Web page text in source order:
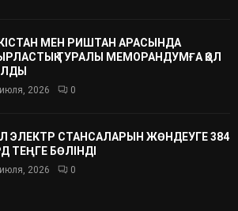
МЕН РИШТАН АРАСЫНДА
ТУРАЛЫ МЕМОРАНДУМҒА ҚОЛ
2026 0
ЭЛЕКТР СТАНСАЛАРЫН ЖӨНДЕУГЕ 384
ТЕҢГЕ БӨЛІНДІ
2026 0